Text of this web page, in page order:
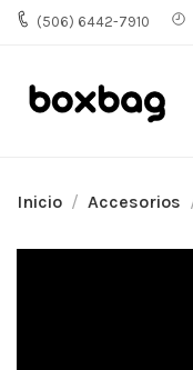
(506) 6442-7910
Inicio Accesorios